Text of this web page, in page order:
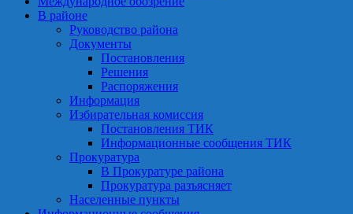
В районе
Руководство района
Документы
Постановления
Решения
Распоряжения
Информация
Избирательная комиссия
Постановления ТИК
Информационные сообщения ТИК
Прокуратура
В Прокуратуре района
Прокуратура разъясняет
Населенные пункты